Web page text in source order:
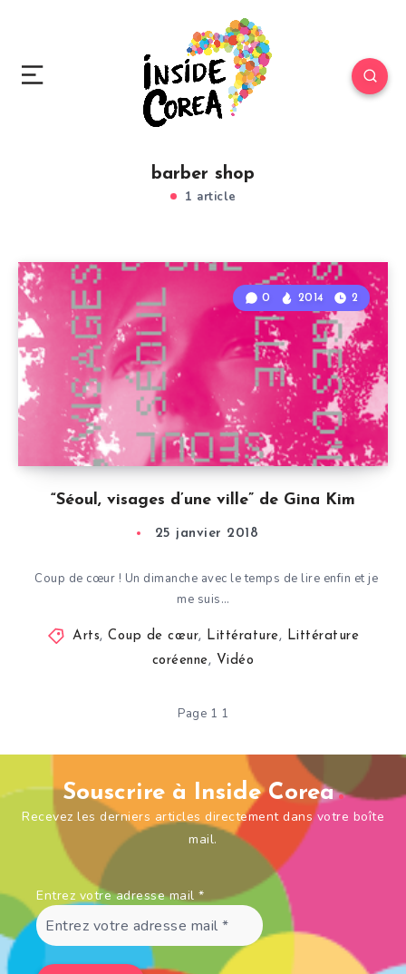
barber shop
1 article
“Séoul, visages d’une ville” de Gina Kim
0 2014 2
25 janvier 2018
Coup de cœur ! Un dimanche avec le temps de lire enfin et je
me suis…
Arts,Coup de cœur, Littérature, Littérature
coréenne, Vidéo
Page 1 1
Souscrire à Inside Corea
Recevez les derniers articles directement dans votre boîte
mail.
Entrez votre adresse mail *